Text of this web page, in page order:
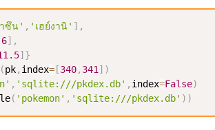
ซึน' , 'เฮย์งานิ' ] ,
] ,
] }
(pk, index= [340, 341 ] )
, 'sqlite:///pkdex.db' , index=False)
( 'pokemon' , 'sqlite:///pkdex.db' ) )